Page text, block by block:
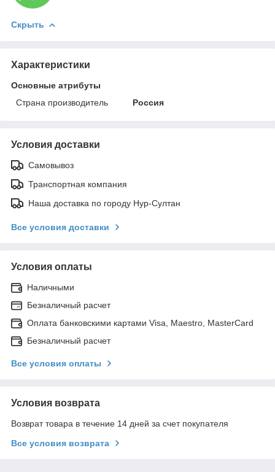
Скрыть
Характеристики
Основные атрибуты
Страна производитель
Россия
Условия доставки
Самовывоз
Транспортная компания
Наша доставка по городу Нур-Султан
Все условия доставки
Условия оплаты
Наличными
Безналичный расчет
Оплата банковскими картами Visa, Maestro, MasterCard
Безналичный расчет
Все условия оплаты
Условия возврата
Возврат товара в течение 14 дней за счет покупателя
Все условия возврата